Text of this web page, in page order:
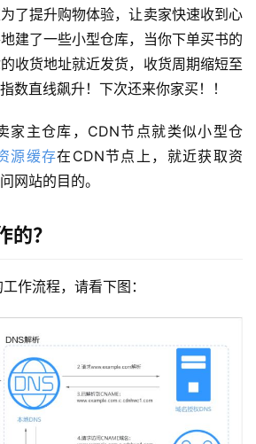
了提升购物体验，让卖家快速收到心
建了一些小型仓库，当你下单买书的
收货地址就近发货，收货周期缩短至
数直线飙升！下次还来你家买！！
家主仓库，CDN节点就类似小型仓
源缓存在CDN节点上，就近获取资
网站的目的。
的？
作流程，请看下图：